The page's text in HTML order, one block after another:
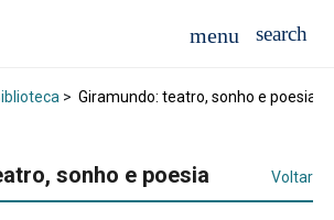
> Giramundo: teatro, sonho e poesia
sonho e poesia Voltar